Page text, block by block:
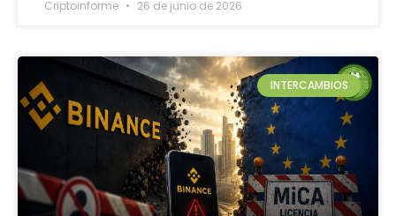
Criptoinforme 26 de junio de 2026
INTERCAMBIOS